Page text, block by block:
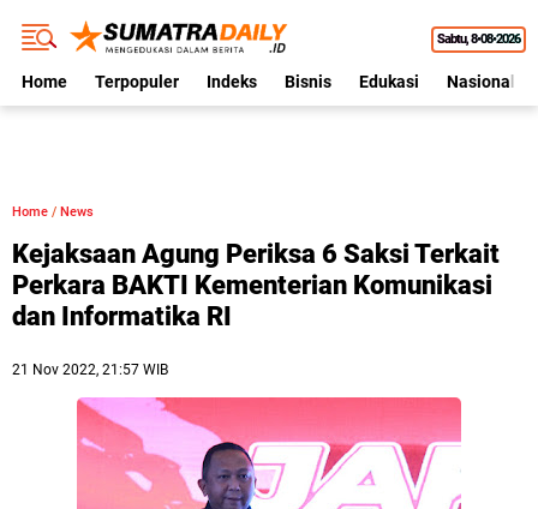
Sabtu 8•08•2026
Home Terpopuler Indeks Bisnis Edukasi Nasional
Home / News
Kejaksaan Agung Periksa 6 Saksi Terkait
Perkara BAKTI Kementerian Komunikasi
dan Informatika RI
21 Nov 2022, 21:57 WIB